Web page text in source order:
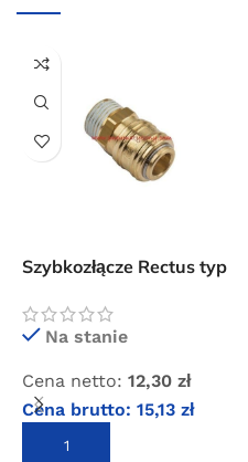
Szybkozłącze Rectus typ
zewnętrznym 3/8″
Na stanie
Cena netto: 12,30 zł
Cena brutto: 15,13 zł
DODAJ DO KOSZYKA
dla wszystkich
internetowym o wartości
Przejdź
Oferta